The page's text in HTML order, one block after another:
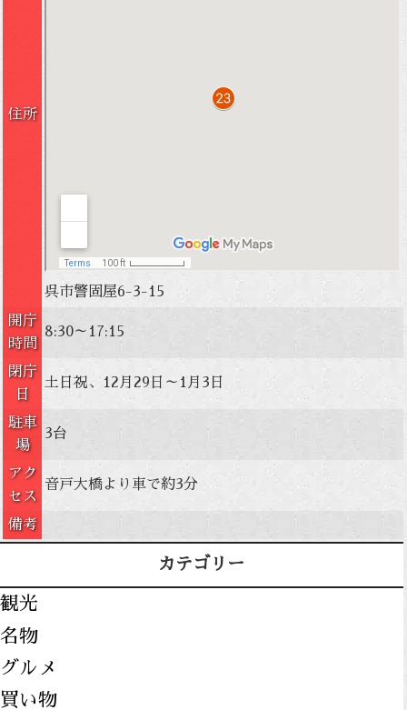
住所
呉市警固屋6-3-15
開庁
時間
8:30～17:15
閉庁
日
土日祝、12月29日～1月3日
駐車
場
3台
アク
セス
音戸大橋より車で約3分
備考
カテゴリー
観光
名物
グルメ
買い物